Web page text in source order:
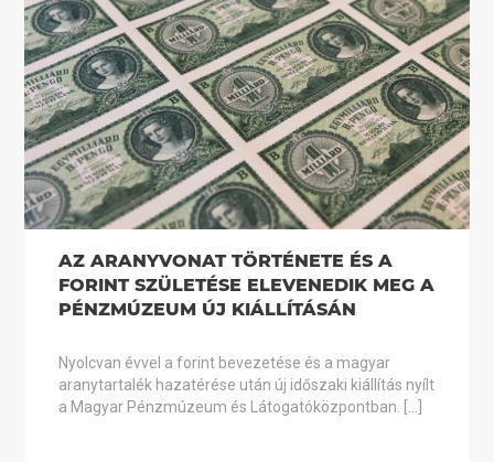
AZ ARANYVONAT TÖRTÉNETE ÉS A
FORINT SZÜLETÉSE ELEVENEDIK MEG A
PÉNZMÚZEUM ÚJ KIÁLLÍTÁSÁN
Nyolcvan évvel a forint bevezetése és a magyar
aranytartalék hazatérése után új időszaki kiállítás nyílt
a Magyar Pénzmúzeum és Látogatóközpontban. […]